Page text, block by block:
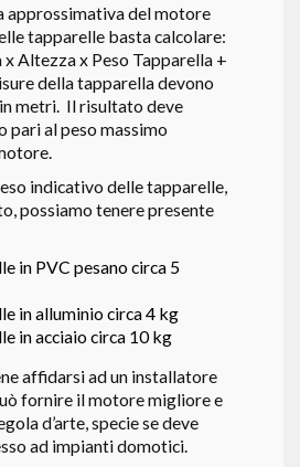
approssimativa del motore
tapparelle basta calcolare:
Altezza x Peso Tapparella +
della tapparella devono
metri. Il risultato deve
pari al peso massimo
indicativo delle tapparelle,
possiamo tenere presente
in PVC pesano circa 5
in alluminio circa 4 kg
in acciaio circa 10 kg
affidarsi ad un installatore
fornire il motore migliore e
d’arte, specie se deve
ad impianti domotici.